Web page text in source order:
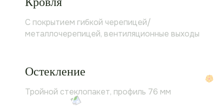
С покрытием гибкой черепицей/
металлочерепицей, вентиляционные выходы
Остекление
Тройной стеклопакет, профиль 76 мм